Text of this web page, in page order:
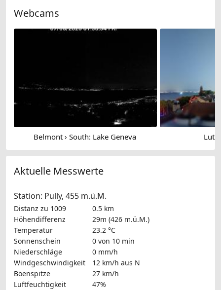
Webcams
Belmont › South: Lake Geneva
Aktuelle Messwerte
Station: Pully, 455 m.ü.M.
Distanz zu 1009
0.5 km
Höhendifferenz
29m (426 m.ü.M.)
Temperatur
23.2 °C
Sonnenschein
0 von 10 min
Niederschläge
0 mm/h
Windgeschwindigkeit
12 km/h aus N
Böenspitze
27 km/h
Luftfeuchtigkeit
47%